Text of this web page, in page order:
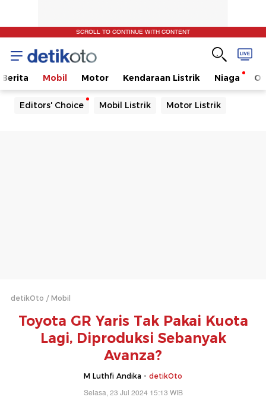
SCROLL TO CONTINUE WITH CONTENT
Berita Mobil Motor Kendaraan Listrik Niaga
Editors' Choice Mobil Listrik Motor Listrik
detikOto Mobil
Toyota GR Yaris Tak Pakai Kuota
Lagi, Diproduksi Sebanyak
Avanza?
M Luthfi Andika - detikOto
Selasa, 23 Jul 2024 15:13 WIB